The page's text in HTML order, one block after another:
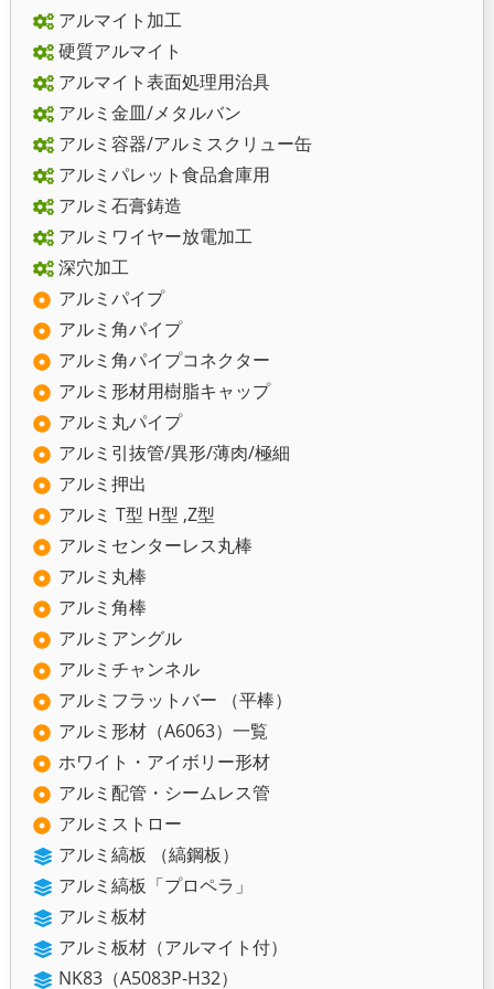
アルマイト加工
硬質アルマイト
アルマイト表面処理用治具
アルミ金皿/メタルバン
アルミ容器/アルミスクリュー缶
アルミパレット食品倉庫用
アルミ石膏鋳造
アルミワイヤー放電加工
深穴加工
アルミパイプ
アルミ角パイプ
アルミ角パイプコネクター
アルミ形材用樹脂キャップ
アルミ丸パイプ
アルミ引抜管/異形/薄肉/極細
アルミ押出
アルミ T型 H型 ,Z型
アルミセンターレス丸棒
アルミ丸棒
アルミ角棒
アルミアングル
アルミチャンネル
アルミフラットバー （平棒）
アルミ形材（A6063）一覧
ホワイト・アイボリー形材
アルミ配管・シームレス管
アルミストロー
アルミ縞板 （縞鋼板）
アルミ縞板「プロペラ」
アルミ板材
アルミ板材（アルマイト付）
NK83（A5083P-H32）